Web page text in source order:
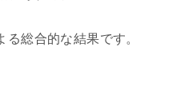
総合的な結果です。